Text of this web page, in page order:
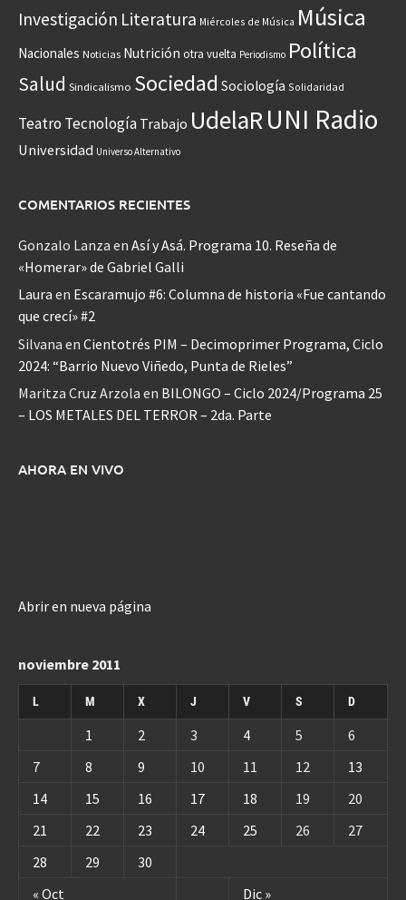
Investigación Literatura Miércoles de Música Música
Nacionales Noticias Nutrición otra vuelta Periodismo Política
Salud Sindicalismo Sociedad Sociología Solidaridad
Teatro Tecnología Trabajo UdelaRUNI Radio
Universidad Universo Alternativo
COMENTARIOS RECIENTES
Gonzalo Lanza en Así y Asá. Programa 10. Reseña de
«Homerar» de Gabriel Galli
Laura en Escaramujo #6: Columna de historia «Fue cantando
que crecí» #2
Silvana en Cientotrés PIM – Decimoprimer Programa, Ciclo
2024: “Barrio Nuevo Viñedo, Punta de Rieles”
Maritza Cruz Arzola en BILONGO – Ciclo 2024/Programa 25
– LOS METALES DEL TERROR – 2da. Parte
AHORA EN VIVO
Abrir en nueva página
noviembre 2011
L M X J V S D
« Oct Dic »
1 2 3 4 5
6
7
8 9 10 11 12
13
14
15 16 17 18 19
20
21
22 23 24 25 26
27
28
29 30